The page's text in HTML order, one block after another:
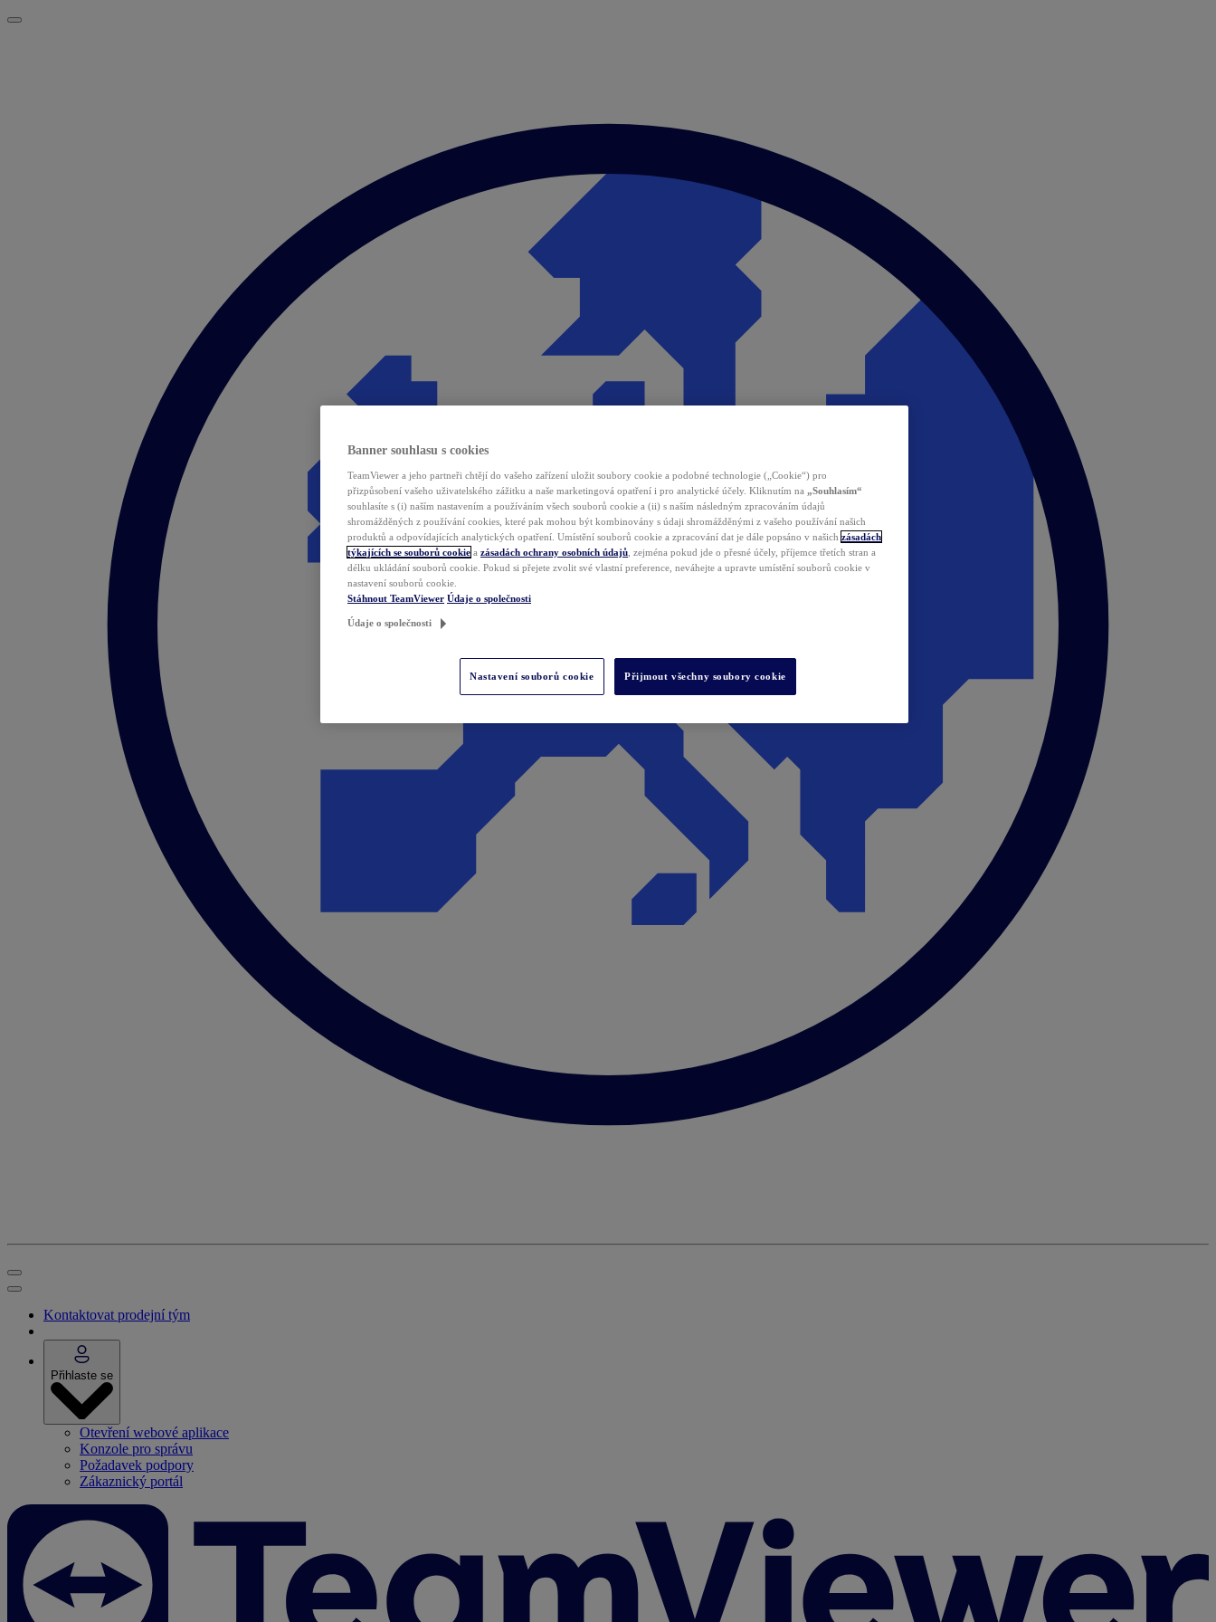
Kontaktovat prodejní tým
Přihlaste se
Otevření webové aplikace
Konzole pro správu
Požadavek podpory
Zákaznický portál
Banner souhlasu s cookies
TeamViewer a jeho partneři chtějí do vašeho zařízení uložit soubory cookie a podobné technologie („Cookie“) pro
přizpůsobení vašeho uživatelského zážitku a naše marketingová opatření i pro analytické účely. Kliknutím na „Souhlasím“
souhlasíte s (i) naším nastavením a používáním všech souborů cookie a (ii) s naším následným zpracováním údajů
shromážděných z používání cookies, které pak mohou být kombinovány s údaji shromážděnými z vašeho používání našich
produktů a odpovídajících analytických opatření. Umístění souborů cookie a zpracování dat je dále popsáno v našich zásadách
týkajících se souborů cookie a zásadách ochrany osobních údajů , zejména pokud jde o přesné účely, příjemce třetích stran a
délku ukládání souborů cookie. Pokud si přejete zvolit své vlastní preference, neváhejte a upravte umístění souborů cookie v
nastavení souborů cookie.
Stáhnout TeamViewer Údaje o společnosti
Údaje o společnosti
Nastavení souborů cookie Přijmout všechny soubory cookie